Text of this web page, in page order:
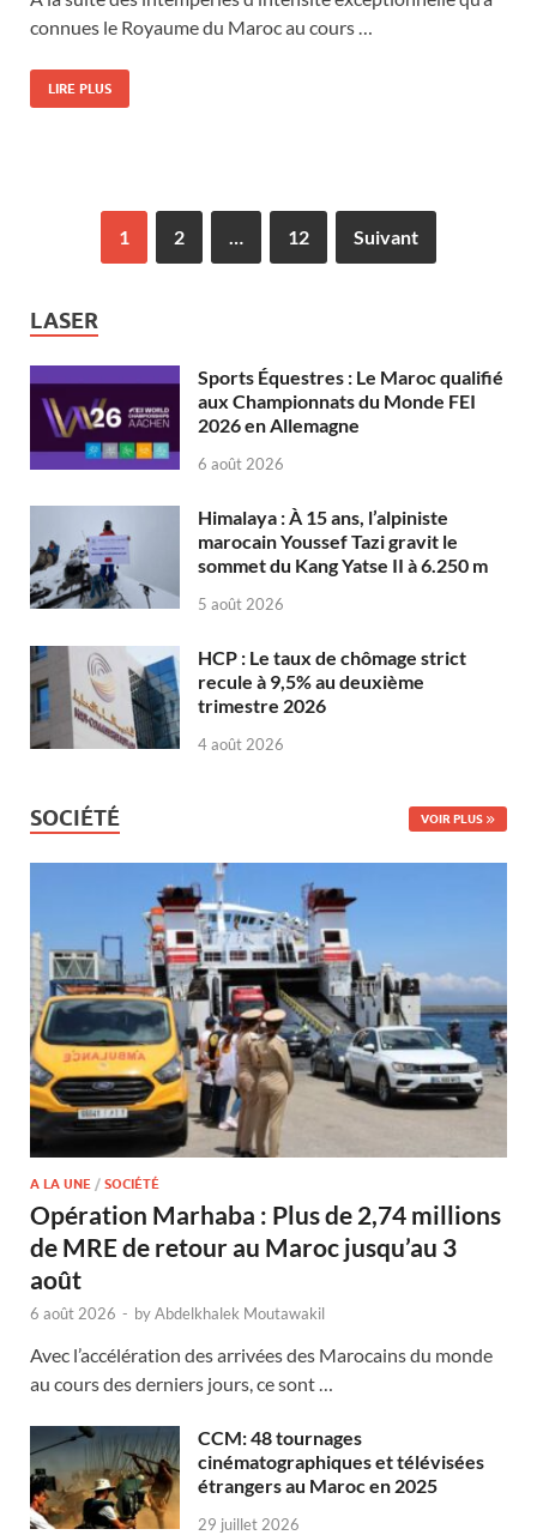
connues le Royaume du Maroc au cours …
LIRE PLUS
1 2 … 12 Suivant
LASER
Sports Équestres : Le Maroc qualifié
aux Championnats du Monde FEI
2026 en Allemagne
6 août 2026
Himalaya : À 15 ans, l’alpiniste
marocain Youssef Tazi gravit le
sommet du Kang Yatse II à 6.250 m
5 août 2026
HCP : Le taux de chômage strict
recule à 9,5% au deuxième
trimestre 2026
4 août 2026
SOCIÉTÉ VOIR PLUS
A LA UNE / SOCIÉTÉ
Opération Marhaba : Plus de 2,74 millions
de MRE de retour au Maroc jusqu’au 3
août
6 août 2026 - byAbdelkhalek Moutawakil
Avec l’accélération des arrivées des Marocains du monde
au cours des derniers jours, ce sont …
CCM: 48 tournages
cinématographiques et télévisées
étrangers au Maroc en 2025
29 juillet 2026